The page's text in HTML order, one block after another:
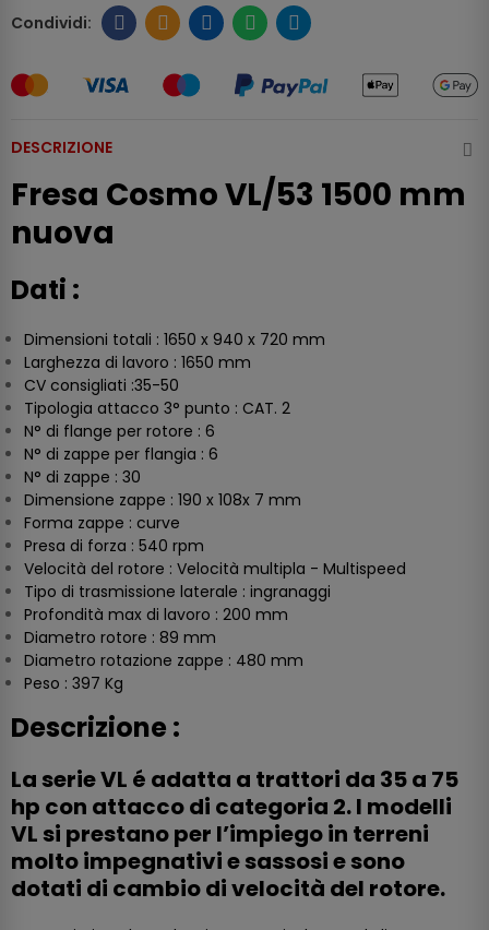
DESCRIZIONE
Fresa Cosmo VL/53 1500 mm
nuova
Dati :
Dimensioni totali : 1650 x 940 x 720 mm
Larghezza di lavoro : 1650 mm
CV consigliati :35-50
Tipologia attacco 3° punto : CAT. 2
N° di flange per rotore : 6
N° di zappe per flangia : 6
N° di zappe : 30
Dimensione zappe : 190 x 108x 7 mm
Forma zappe : curve
Presa di forza : 540 rpm
Velocità del rotore : Velocità multipla - Multispeed
Tipo di trasmissione laterale : ingranaggi
Profondità max di lavoro : 200 mm
Diametro rotore : 89 mm
Diametro rotazione zappe : 480 mm
Peso : 397 Kg
Descrizione :
La serie VL é adatta a trattori da 35 a 75
hp con attacco di categoria 2. I modelli
VL si prestano per l’impiego in terreni
molto impegnativi e sassosi e sono
dotati di cambio di velocità del rotore.